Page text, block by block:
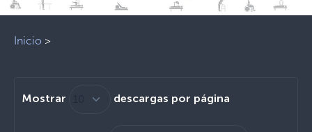
Inicio >
Mostrar descargas por página